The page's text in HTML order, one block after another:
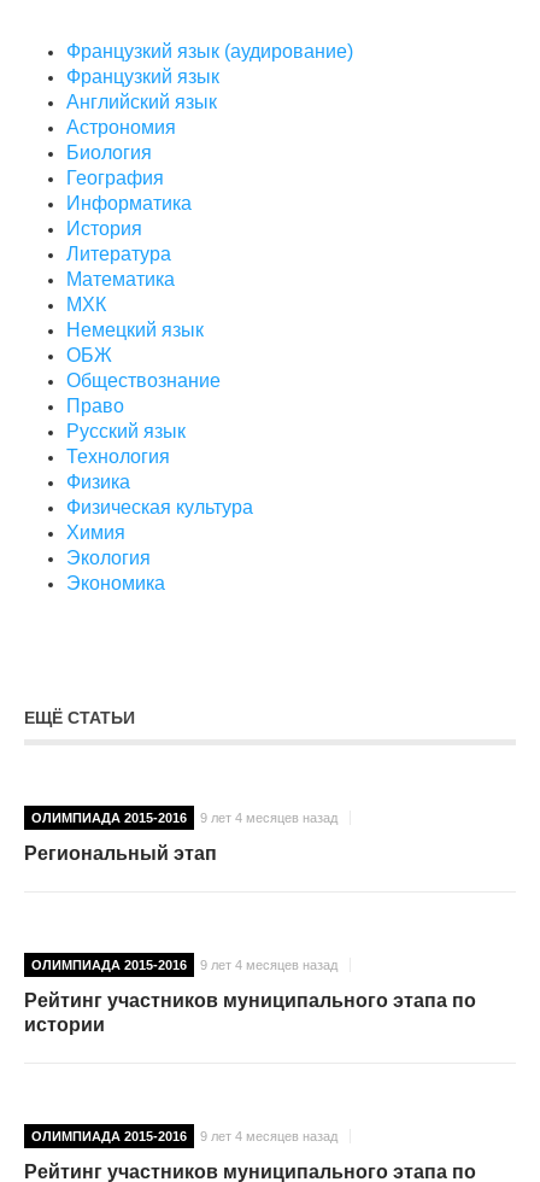
Французкий язык (аудирование)
Французкий язык
Английский язык
Астрономия
Биология
География
Информатика
История
Литература
Математика
МХК
Немецкий язык
ОБЖ
Обществознание
Право
Русский язык
Технология
Физика
Физическая культура
Химия
Экология
Экономика
ЕЩЁ СТАТЬИ
ОЛИМПИАДА 2015-2016 9 лет 4 месяцев назад
Региональный этап
ОЛИМПИАДА 2015-2016 9 лет 4 месяцев назад
Рейтинг участников муниципального этапа по
истории
ОЛИМПИАДА 2015-2016 9 лет 4 месяцев назад
Рейтинг участников муниципального этапа по